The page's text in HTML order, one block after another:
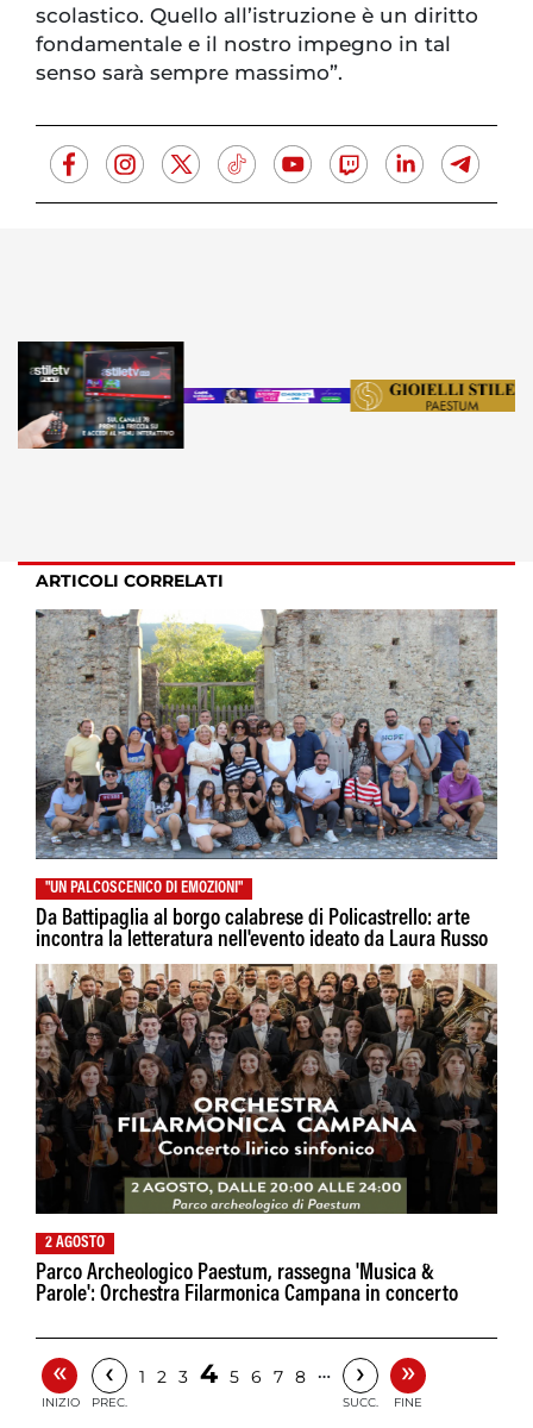
scolastico. Quello all’istruzione è un diritto
fondamentale e il nostro impegno in tal
senso sarà sempre massimo”.
ARTICOLI CORRELATI
"UN PALCOSCENICO DI EMOZIONI"
Da Battipaglia al borgo calabrese di Policastrello: arte
incontra la letteratura nell'evento ideato da Laura Russo
2 AGOSTO
Parco Archeologico Paestum, rassegna 'Musica &
Parole': Orchestra Filarmonica Campana in concerto
«
INIZIO
‹
PREC.
1 2 3 4 5 6 7 8 … ›
SUCC.
»
FINE